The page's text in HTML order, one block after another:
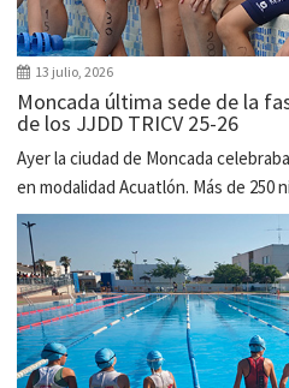
13 julio, 2026
Moncada última sede de la
de los JJDD TRICV 25-26
Ayer la ciudad de Moncada
en modalidad Acuatlón. Más de 250